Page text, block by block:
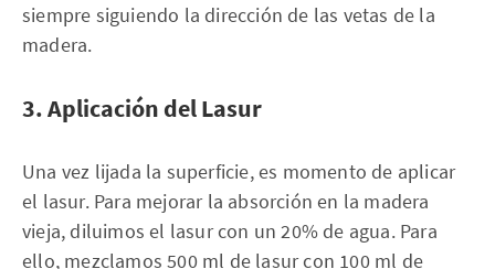
siempre siguiendo la dirección de las vetas de la
madera.
3. Aplicación del Lasur
Una vez lijada la superficie, es momento de aplicar
el lasur. Para mejorar la absorción en la madera
vieja, diluimos el lasur con un 20% de agua. Para
ello, mezclamos 500 ml de lasur con 100 ml de